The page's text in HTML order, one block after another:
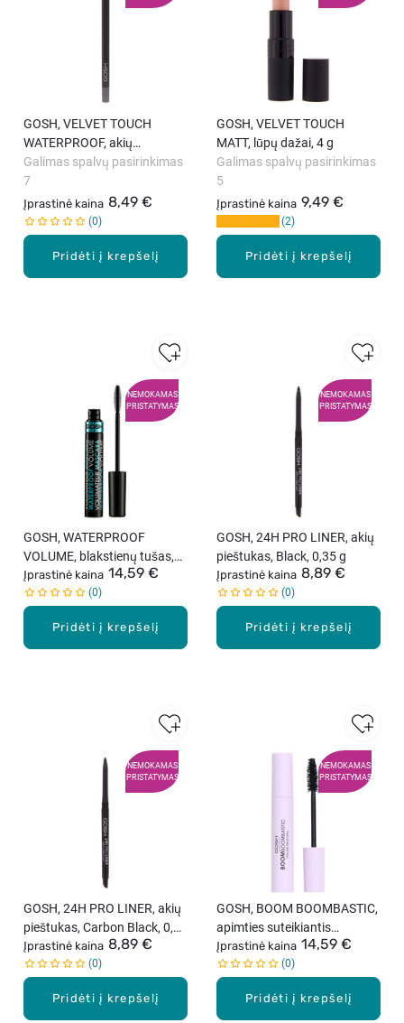
Pridėti į krepšelį
GOSH, VELVET TOUCH
WATERPROOF, akių
pieštukas, 1,2 g
Įprastinė kaina 8,49 €
Galimas spalvų pasirinkimas
7
0
Pridėti į krepšelį
GOSH, VELVET TOUCH
MATT, lūpų dažai, 4 g
Įprastinė kaina 9,49 €
Galimas spalvų pasirinkimas
5
2
NEMOKAMAS
PRISTATYMAS
Pridėti į krepšelį
GOSH, WATERPROOF
VOLUME, blakstienų tušas,
juodas, 10 ml
Įprastinė kaina 14,59 €
0
NEMOKAMAS
PRISTATYMAS
Pridėti į krepšelį
GOSH, 24H PRO LINER, akių
pieštukas, Black, 0,35 g
Įprastinė kaina 8,89 €
0
NEMOKAMAS
PRISTATYMAS
Pridėti į krepšelį
GOSH, 24H PRO LINER, akių
pieštukas, Carbon Black, 0,35
g
Įprastinė kaina 8,89 €
0
NEMOKAMAS
PRISTATYMAS
Pridėti į krepšelį
GOSH, BOOM BOOMBASTIC,
apimties suteikiantis
blakstienų tušas, 13 ml
Įprastinė kaina 14,59 €
0